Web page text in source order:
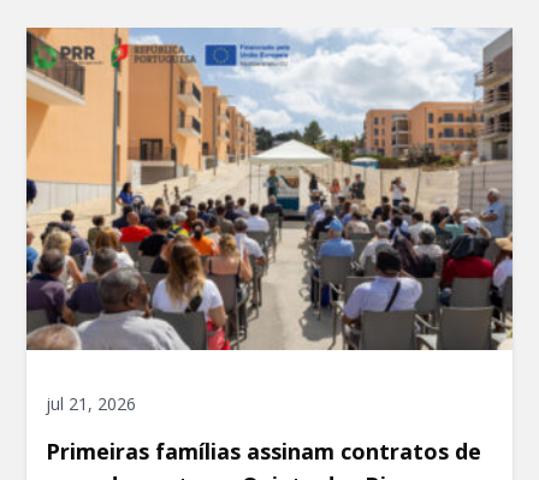
jul 21, 2026
Primeiras famílias assinam contratos de